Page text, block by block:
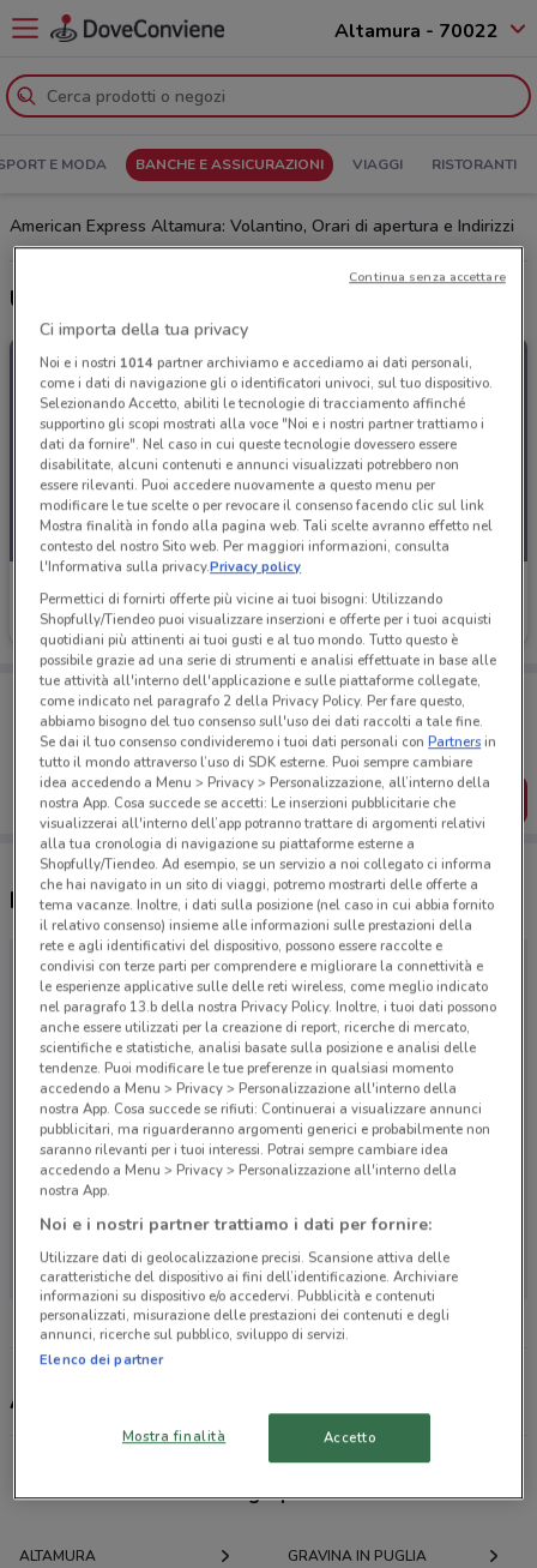
Altamura - 70022
E MODA BANCHE E ASSICURAZIONI VIAGGI RISTORANTI
American Express Altamura: Volantino, Orari di apertura e Indirizzi
Ultime offerte del volantino American Express
American Express
Scade il 07/09
Porta DoveConviene sempre con te!
Puoi trovare le migliori offerte dei negozi vicino a te,
salvarle e creare la tua lista del risparmio, comodamente
dal tuo cellulare.
SCARICA L’APP
Negozi American Express a Altamura
Non ci sono negozi nelle vicinanze
American Express, offerte e negozi
Offerte volantini e cataloghi per città nelle vicinanze
ALTAMURA GRAVINA IN PUGLIA
Ci importa della tua privacy
Noi e i nostri 1014partner archiviamo e accediamo ai dati personali,
come i dati di navigazione gli o identificatori univoci, sul tuo dispositivo.
Selezionando Accetto, abiliti le tecnologie di tracciamento affinché
supportino gli scopi mostrati alla voce "Noi e i nostri partner trattiamo i
dati da fornire". Nel caso in cui queste tecnologie dovessero essere
disabilitate, alcuni contenuti e annunci visualizzati potrebbero non
essere rilevanti. Puoi accedere nuovamente a questo menu per
modificare le tue scelte o per revocare il consenso facendo clic sul link
Mostra finalità in fondo alla pagina web. Tali scelte avranno effetto nel
contesto del nostro Sito web. Per maggiori informazioni, consulta
l'Informativa sulla privacy.Privacy policy
Permettici di fornirti offerte più vicine ai tuoi bisogni: Utilizzando
Shopfully/Tiendeo puoi visualizzare inserzioni e offerte per i tuoi acquisti
quotidiani più attinenti ai tuoi gusti e al tuo mondo. Tutto questo è
possibile grazie ad una serie di strumenti e analisi effettuate in base alle
tue attività all'interno dell'applicazione e sulle piattaforme collegate,
come indicato nel paragrafo 2 della Privacy Policy. Per fare questo,
abbiamo bisogno del tuo consenso sull'uso dei dati raccolti a tale fine.
Se dai il tuo consenso condivideremo i tuoi dati personali conPartnersin
tutto il mondo attraverso l’uso di SDK esterne. Puoi sempre cambiare
idea accedendo a Menu > Privacy > Personalizzazione, all’interno della
nostra App. Cosa succede se accetti: Le inserzioni pubblicitarie che
visualizzerai all'interno dell’app potranno trattare di argomenti relativi
alla tua cronologia di navigazione su piattaforme esterne a
Shopfully/Tiendeo. Ad esempio, se un servizio a noi collegato ci informa
che hai navigato in un sito di viaggi, potremo mostrarti delle offerte a
tema vacanze. Inoltre, i dati sulla posizione (nel caso in cui abbia fornito
il relativo consenso) insieme alle informazioni sulle prestazioni della
rete e agli identificativi del dispositivo, possono essere raccolte e
condivisi con terze parti per comprendere e migliorare la connettività e
le esperienze applicative sulle delle reti wireless, come meglio indicato
nel paragrafo 13.b della nostra Privacy Policy. Inoltre, i tuoi dati possono
anche essere utilizzati per la creazione di report, ricerche di mercato,
scientifiche e statistiche, analisi basate sulla posizione e analisi delle
tendenze. Puoi modificare le tue preferenze in qualsiasi momento
accedendo a Menu > Privacy > Personalizzazione all'interno della
nostra App. Cosa succede se rifiuti: Continuerai a visualizzare annunci
pubblicitari, ma riguarderanno argomenti generici e probabilmente non
saranno rilevanti per i tuoi interessi. Potrai sempre cambiare idea
accedendo a Menu > Privacy > Personalizzazione all'interno della
nostra App.
Noi e i nostri partner trattiamo i dati per fornire:
Utilizzare dati di geolocalizzazione precisi. Scansione attiva delle
caratteristiche del dispositivo ai fini dell’identificazione. Archiviare
informazioni su dispositivo e/o accedervi. Pubblicità e contenuti
personalizzati, misurazione delle prestazioni dei contenuti e degli
annunci, ricerche sul pubblico, sviluppo di servizi.
Elenco dei partner
Mostra finalità Accetto
Continua senza accettare